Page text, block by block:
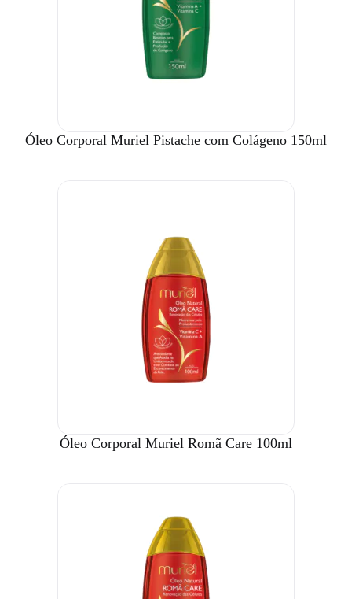
Óleo Corporal Muriel Pistache com Colágeno 150ml
Óleo Corporal Muriel Romã Care 100ml